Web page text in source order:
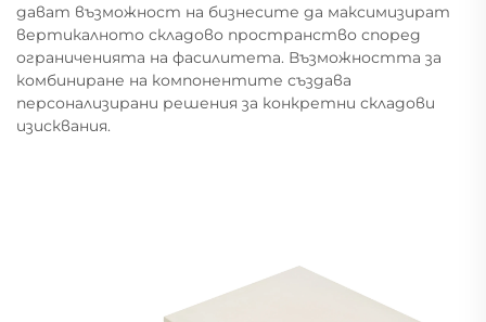
дават възможност на бизнесите да максимизират
вертикалното складово пространство според
ограниченията на фасилитета. Възможността за
комбиниране на компонентите създава
персонализирани решения за конкретни складови
изисквания.